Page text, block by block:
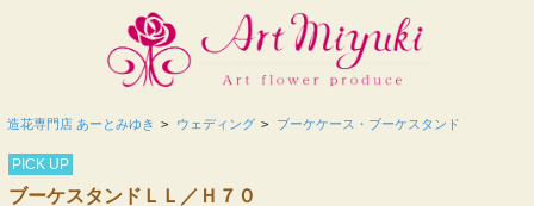
造花専門店 あーとみゆき > ウェディング > ブーケケース・ブーケスタンド
PICK UP
ブーケスタンドＬＬ／Ｈ７０